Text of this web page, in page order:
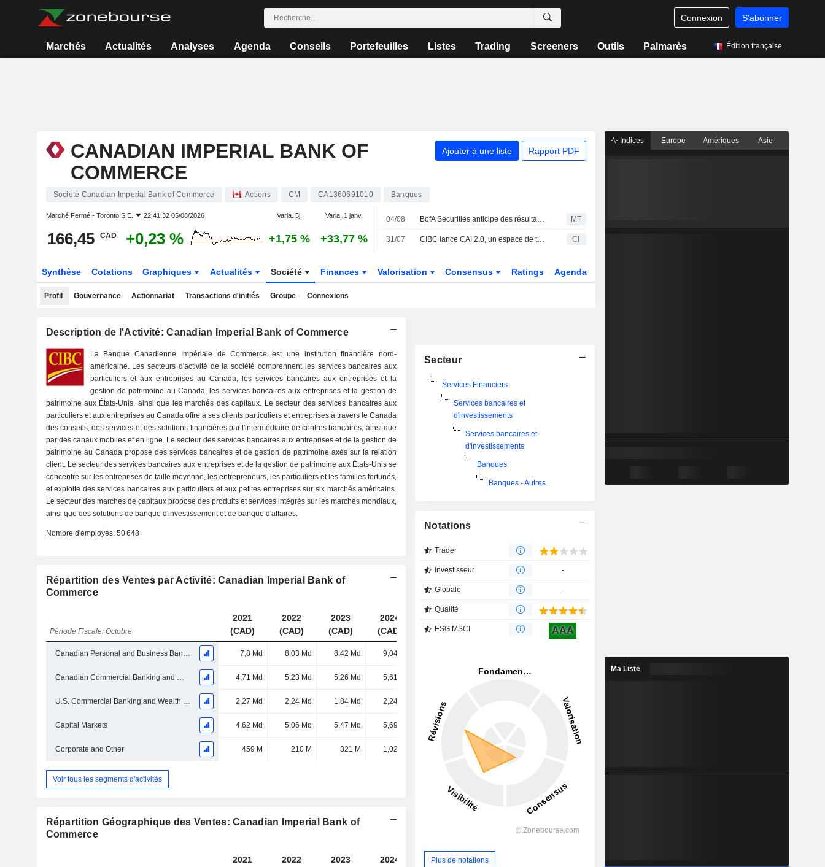
Connexion S'abonner
Marchés Actualités Analyses Agenda Conseils Portefeuilles Listes Trading Screeners Outils Palmarès Édition française
CANADIAN IMPERIAL BANK OF
COMMERCE
Ajouter à une liste Rapport PDF
Société Canadian Imperial Bank of Commerce Actions CM CA1360691010 Banques
Marché Fermé - Toronto S.E. 22:41:32 05/08/2026 Varia. 5j. Varia. 1 janv.
166,45 CAD +0,23 % +1,75 % +33,77 %
04/08 BofA Securities anticipe des résultats supérieurs aux attentes pour les banques canadiennes au troisième trimestre MT
31/07 CIBC lance CAI 2.0, un espace de travail d'IA agentique propriétaire, une première dans le secteur bancaire canadien CI
Synthèse Cotations Graphiques Actualités Société Finances Valorisation Consensus Ratings Agenda
Profil Gouvernance Actionnariat Transactions d'initiés Groupe Connexions
Description de l'Activité: Canadian Imperial Bank of Commerce
La Banque Canadienne Impériale de Commerce est une institution financière nord-
américaine. Les secteurs d'activité de la société comprennent les services bancaires aux
particuliers et aux entreprises au Canada, les services bancaires aux entreprises et la
gestion de patrimoine au Canada, les services bancaires aux entreprises et la gestion de
patrimoine aux États-Unis, ainsi que les marchés des capitaux. Le secteur des services bancaires aux
particuliers et aux entreprises au Canada offre à ses clients particuliers et entreprises à travers le Canada
des conseils, des services et des solutions financières par l'intermédiaire de centres bancaires, ainsi que
par des canaux mobiles et en ligne. Le secteur des services bancaires aux entreprises et de la gestion de
patrimoine au Canada propose des services bancaires et de gestion de patrimoine axés sur la relation
client. Le secteur des services bancaires aux entreprises et de la gestion de patrimoine aux États-Unis se
concentre sur les entreprises de taille moyenne, les entrepreneurs, les particuliers et les familles fortunés,
et exploite des services bancaires aux particuliers et aux petites entreprises sur six marchés américains.
Le secteur des marchés de capitaux propose des produits et services intégrés sur les marchés mondiaux,
ainsi que des solutions de banque d'investissement et de banque d'affaires.
Nombre d'employés: 50 648
Répartition des Ventes par Activité: Canadian Imperial Bank of
Commerce
Période Fiscale: Octobre
2021
(CAD)
2022
(CAD)
2023
(CAD)
2024
(CAD)
(CAD)
Canadian Personal and Business Banking 7,8 Md 8,03 Md 8,42 Md 9,04 Md
Canadian Commercial Banking and Wealth Management 4,71 Md 5,23 Md 5,26 Md 5,61 Md
U.S. Commercial Banking and Wealth Management 2,27 Md 2,24 Md 1,84 Md 2,24 Md 3,04 Md
Capital Markets 4,62 Md 5,06 Md 5,47 Md 5,69 Md 5,94 Md
Corporate and Other 459 M 210 M 321 M 1,02 Md
Voir tous les segments d'activités
Répartition Géographique des Ventes: Canadian Imperial Bank of
Commerce
2021
2022
2023
2024
2025
Secteur
Services Financiers
Services bancaires et
d'investissements
Services bancaires et
d'investissements
Banques
Banques - Autres
Notations
Trader
Investisseur -
Globale -
Qualité
ESG MSCI AAA
Plus de notations
Indices Europe Amériques Asie
Ma Liste